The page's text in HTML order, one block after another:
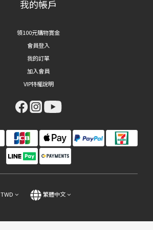
我的帳戶
領100元購物賞金
會員登入
我的訂單
加入會員
VIP特權說明
TWD 繁體中文